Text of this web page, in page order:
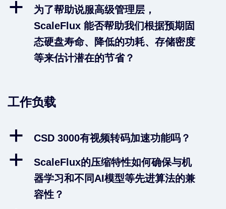
a
为了帮助说服高级管理层，
ScaleFlux 能否帮助我们根据预期固
态硬盘寿命、降低的功耗、存储密度
等来估计潜在的节省？
工作负载
a CSD 3000有视频转码加速功能吗？
a
ScaleFlux的压缩特性如何确保与机
器学习和不同AI模型等先进算法的兼
容性？